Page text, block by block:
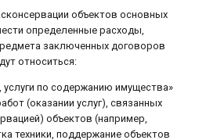
объектов основных
определенные расходы,
заключенных договоров
относиться:
услуги по содержанию имущества»
(оказании услуг), связанных
объектов (например,
техники, поддержание объектов